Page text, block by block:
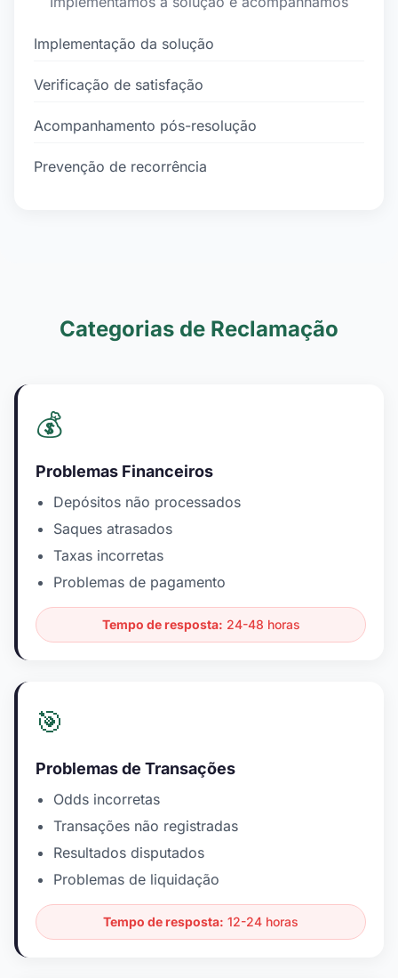
Implementação da solução
Verificação de satisfação
Acompanhamento pós-resolução
Prevenção de recorrência
Categorias de Reclamação
💰
Problemas Financeiros
Depósitos não processados
Saques atrasados
Taxas incorretas
Problemas de pagamento
Tempo de resposta: 24-48 horas
🎯
Problemas de Transações
Odds incorretas
Transações não registradas
Resultados disputados
Problemas de liquidação
Tempo de resposta: 12-24 horas